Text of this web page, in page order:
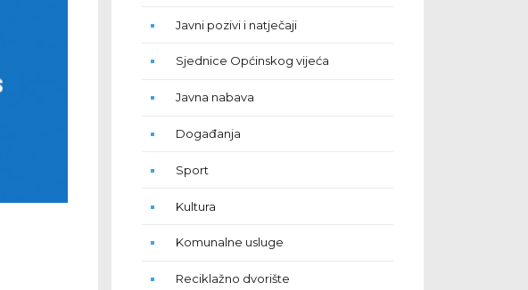
Javni pozivi i natječaji
Sjednice Općinskog vijeća
Javna nabava
Događanja
Sport
Kultura
Komunalne usluge
Reciklažno dvorište